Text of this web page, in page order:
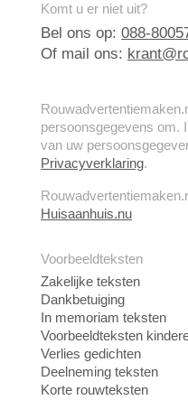
Komt u er niet uit?
Bel ons op: 088-
Of mail ons:
persoonsgegevens om.
van uw
Privacyverklaring.
Huisaanhuis.nu
Voorbeeldteksten
Zakelijke teksten
Dankbetuiging
In memoriam teksten
Voorbeeldteksten
Verlies gedichten
Deelneming teksten
Korte rouwteksten